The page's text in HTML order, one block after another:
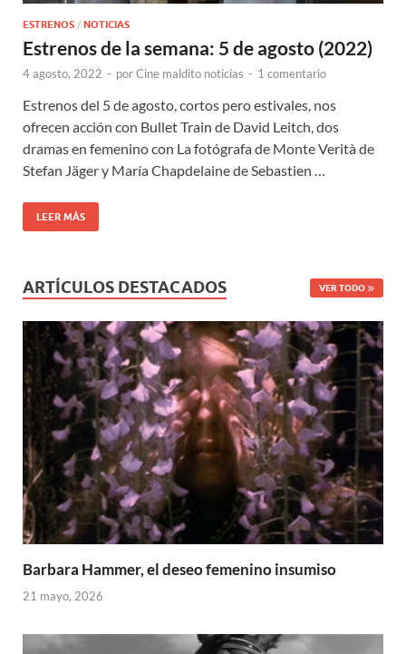
ESTRENOS / NOTICIAS
Estrenos de la semana: 5 de agosto (2022)
4 agosto, 2022 - porCine maldito noticias - 1 comentario
Estrenos del 5 de agosto, cortos pero estivales, nos
ofrecen acción con Bullet Train de David Leitch, dos
dramas en femenino con La fotógrafa de Monte Verità de
Stefan Jäger y María Chapdelaine de Sebastien …
LEER MÁS
ARTÍCULOS DESTACADOS VER TODO
Barbara Hammer, el deseo femenino insumiso
21 mayo, 2026